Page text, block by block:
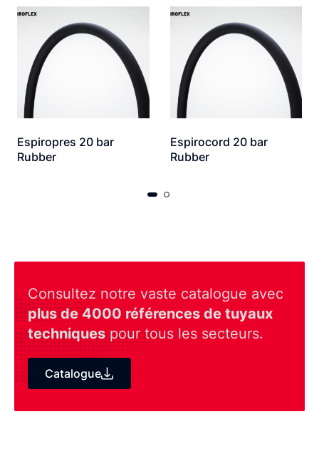
Espiropres 20 bar
Rubber
Espirocord 20 bar
Rubber
Consultez notre vaste catalogue avec
plus de 4000 références de tuyaux
techniques pour tous les secteurs.
Catalogue